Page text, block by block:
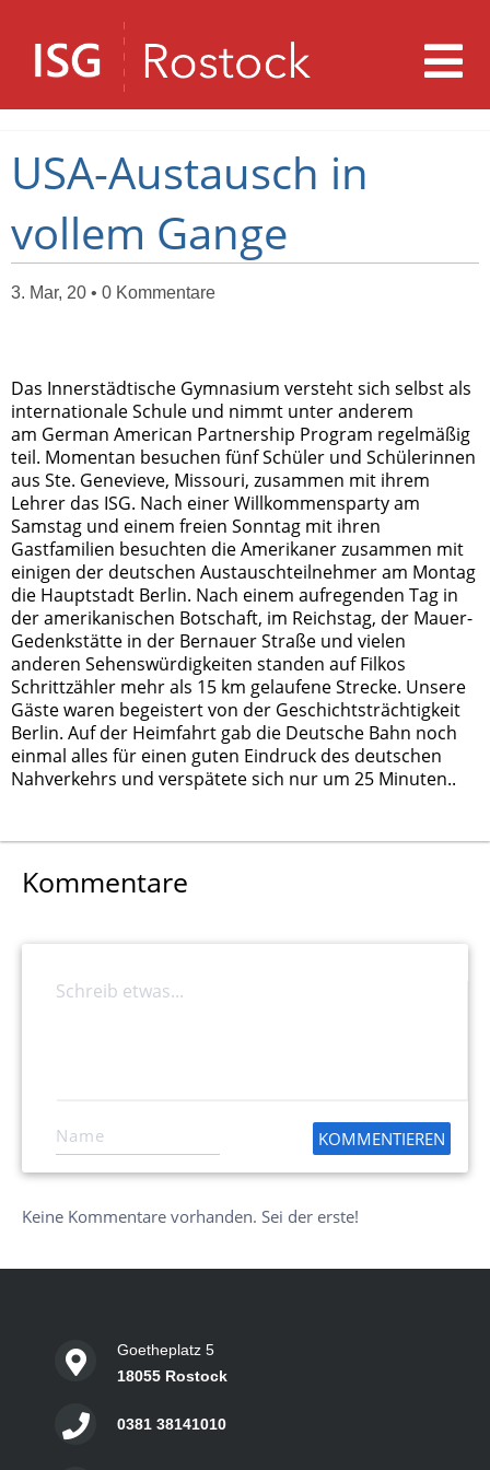
USA-Austausch in
vollem Gange
3. Mar, 20 • 0 Kommentare
Das Innerstädtische Gymnasium versteht sich selbst als
internationale Schule und nimmt unter anderem
am German American Partnership Program regelmäßig
teil. Momentan besuchen fünf Schüler und Schülerinnen
aus Ste. Genevieve, Missouri, zusammen mit ihrem
Lehrer das ISG. Nach einer Willkommensparty am
Samstag und einem freien Sonntag mit ihren
Gastfamilien besuchten die Amerikaner zusammen mit
einigen der deutschen Austauschteilnehmer am Montag
die Hauptstadt Berlin. Nach einem aufregenden Tag in
der amerikanischen Botschaft, im Reichstag, der Mauer-
Gedenkstätte in der Bernauer Straße und vielen
anderen Sehenswürdigkeiten standen auf Filkos
Schrittzähler mehr als 15 km gelaufene Strecke. Unsere
Gäste waren begeistert von der Geschichtsträchtigkeit
Berlin. Auf der Heimfahrt gab die Deutsche Bahn noch
einmal alles für einen guten Eindruck des deutschen
Nahverkehrs und verspätete sich nur um 25 Minuten..
Kommentare
Keine Kommentare vorhanden. Sei der erste!
Goetheplatz 5
18055 Rostock
0381 38141010